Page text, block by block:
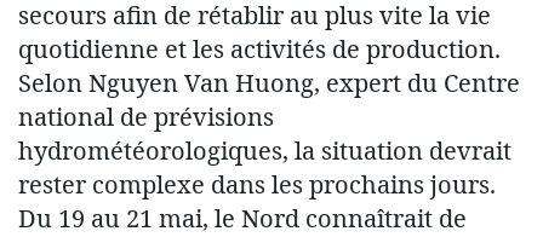
secours afin de rétablir au plus vite la vie
quotidienne et les activités de production.
Selon Nguyen Van Huong, expert du Centre
national de prévisions
hydrométéorologiques, la situation devrait
rester complexe dans les prochains jours.
Du 19 au 21 mai, le Nord connaîtrait de